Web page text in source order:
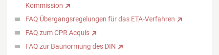
Kommission
FAQ Übergangsregelungen für das ETA-Verfahren
FAQ zum CPR Acquis
FAQ zur Baunormung des DIN